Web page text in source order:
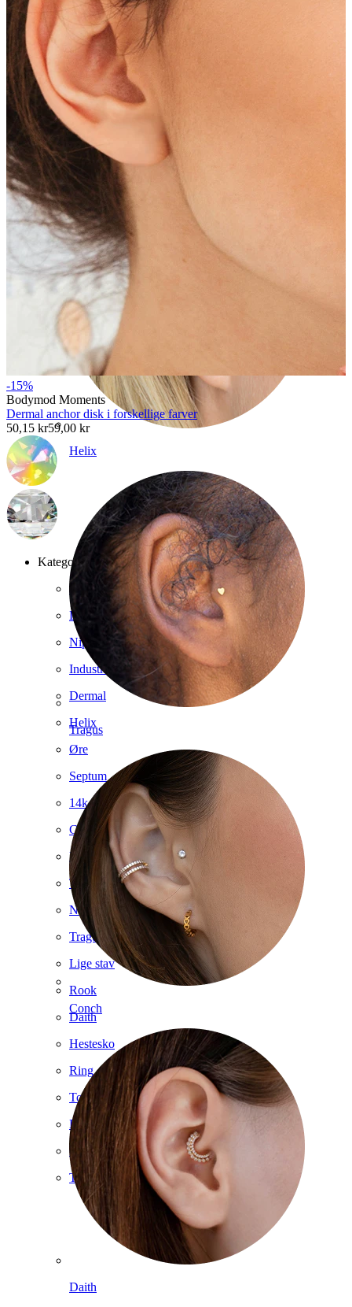
Øreflip
Helix
Tragus
Conch
Daith
-15%
Bodymod Moments
Dermal anchor disk i forskellige farver
50,15 kr59,00 kr
Kategorier
Navle
Læbe
Nipple
Industrial
Dermal
Helix
Øre
Septum
14k guld
Clip on
Labret
Tunge
Næse
Tragus
Lige stav
Rook
Daith
Hestesko
Ring
Tools
Buet stav
Øreflip
Titanium